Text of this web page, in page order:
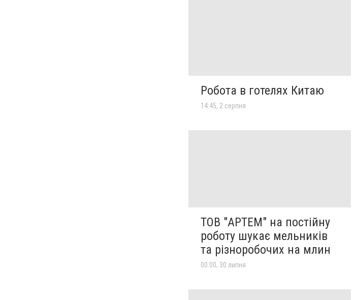
Робота в готелях Китаю
14:45, 2 серпня
ТОВ "АРТЕМ" на постійну
роботу шукає мельників
та різноробочих на млин
00:00, 30 липня